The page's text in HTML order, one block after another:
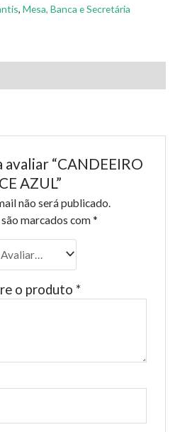
, Mesa, Banca e Secretária
avaliar “CANDEEIRO
AZUL”
não será publicado.
marcados com *
o produto *